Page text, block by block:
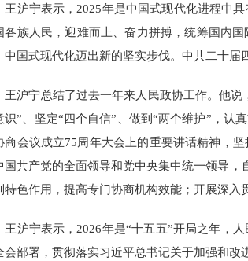
王沪宁表示，2025年是中国式现代化进程中
各族人民，迎难而上、奋力拼搏，统筹国内
中国式现代化迈出新的坚实步伐。中共二十届
王沪宁总结了过去一年来人民政协工作。他
识”、坚定“四个自信”、做到“两个维护”，认
商会议成立75周年大会上的重要讲话精神，
国共产党的全面领导和党中央集中统一领导
特色作用，提高专门协商机构效能；开展深入
王沪宁表示，2026年是“十五五”开局之年，
会部署，贯彻落实习近平总书记关于加强和